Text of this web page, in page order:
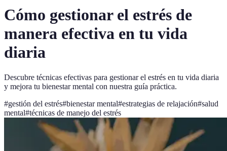
Cómo gestionar el estrés de
manera efectiva en tu vida
diaria
Descubre técnicas efectivas para gestionar el estrés en tu vida diaria
y mejora tu bienestar mental con nuestra guía práctica.
#gestión del estrés#bienestar mental#estrategias de relajación#salud
mental#técnicas de manejo del estrés